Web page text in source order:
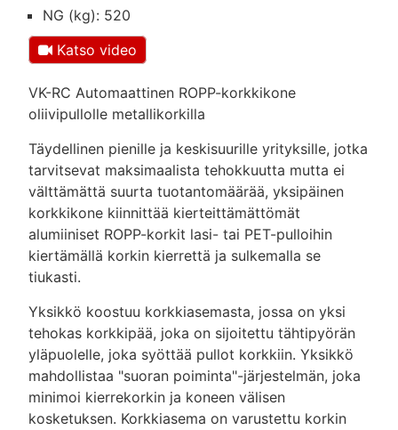
NG (kg): 520
Katso video
VK-RC Automaattinen ROPP-korkkikone
oliivipullolle metallikorkilla
Täydellinen pienille ja keskisuurille yrityksille, jotka
tarvitsevat maksimaalista tehokkuutta mutta ei
välttämättä suurta tuotantomäärää, yksipäinen
korkkikone kiinnittää kierteittämättömät
alumiiniset ROPP-korkit lasi- tai PET-pulloihin
kiertämällä korkin kierrettä ja sulkemalla se
tiukasti.
Yksikkö koostuu korkkiasemasta, jossa on yksi
tehokas korkkipää, joka on sijoitettu tähtipyörän
yläpuolelle, joka syöttää pullot korkkiin. Yksikkö
mahdollistaa "suoran poiminta"-järjestelmän, joka
minimoi kierrekorkin ja koneen välisen
kosketuksen. Korkkiasema on varustettu korkin